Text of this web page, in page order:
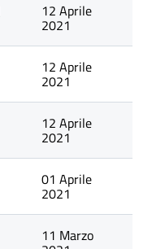
12 Aprile
2021
12 Aprile
2021
12 Aprile
2021
01 Aprile
2021
11 Marzo